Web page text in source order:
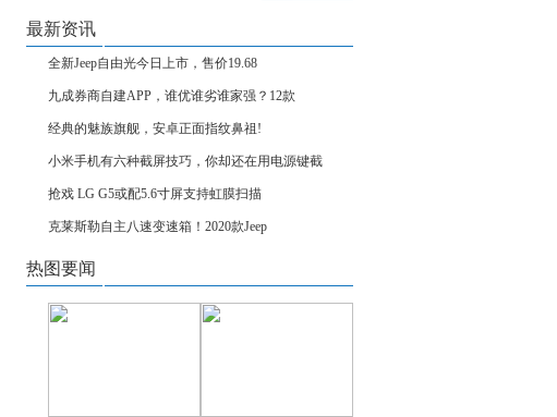
最新资讯
全新Jeep自由光今日上市，售价19.68
九成券商自建APP，谁优谁劣谁家强？12款
经典的魅族旗舰，安卓正面指纹鼻祖!
小米手机有六种截屏技巧，你却还在用电源键截
抢戏 LG G5或配5.6寸屏支持虹膜扫描
克莱斯勒自主八速变速箱！2020款Jeep
热图要闻